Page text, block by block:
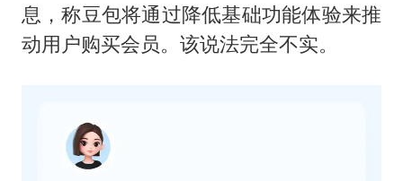
息，称豆包将通过降低基础功能体验来推
动用户购买会员。该说法完全不实。